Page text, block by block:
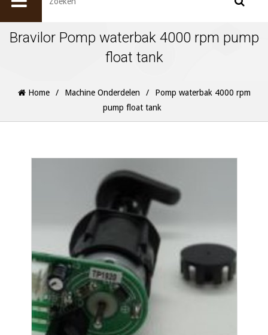
Bravilor Pomp waterbak 4000 rpm pump
float tank
Home / Machine Onderdelen /
Pomp waterbak 4000 rpm
pump float tank